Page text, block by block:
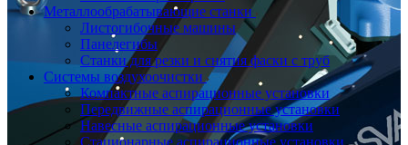
Металлообрабатывающие станки
Листогибочные машины
Панелегибы
Станки для резки и снятия фаски с труб
Системы воздухоочистки
Компактные аспирационные установки
Передвижные аспирационные установки
Навесные аспирационные установки
Стационарные аспирационные установки